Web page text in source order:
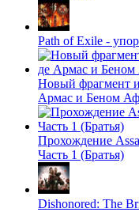
Path of Exile -
Новый фрагмент
Армас и Беном
Прохождение
Часть 1 (Братья)
Dishonored: The